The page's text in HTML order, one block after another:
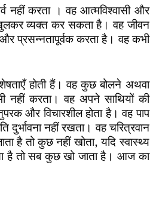
नहीं करता । वह आत्मविश्वासी और
खुलकर व्यक्त कर सकता है। वह जीवन
प्रसन्नतापूर्वक करता है। वह कभी
होती हैं। वह कुछ बोलने अथवा
नहीं करता। वह अपने साथियों की
और विचारशील होता है। वह पाप
नहीं रखता। वह चरित्रवान
है तो कुछ नहीं खोता, यदि स्वास्थ्य
है तो सब कुछ खो जाता है। आज का